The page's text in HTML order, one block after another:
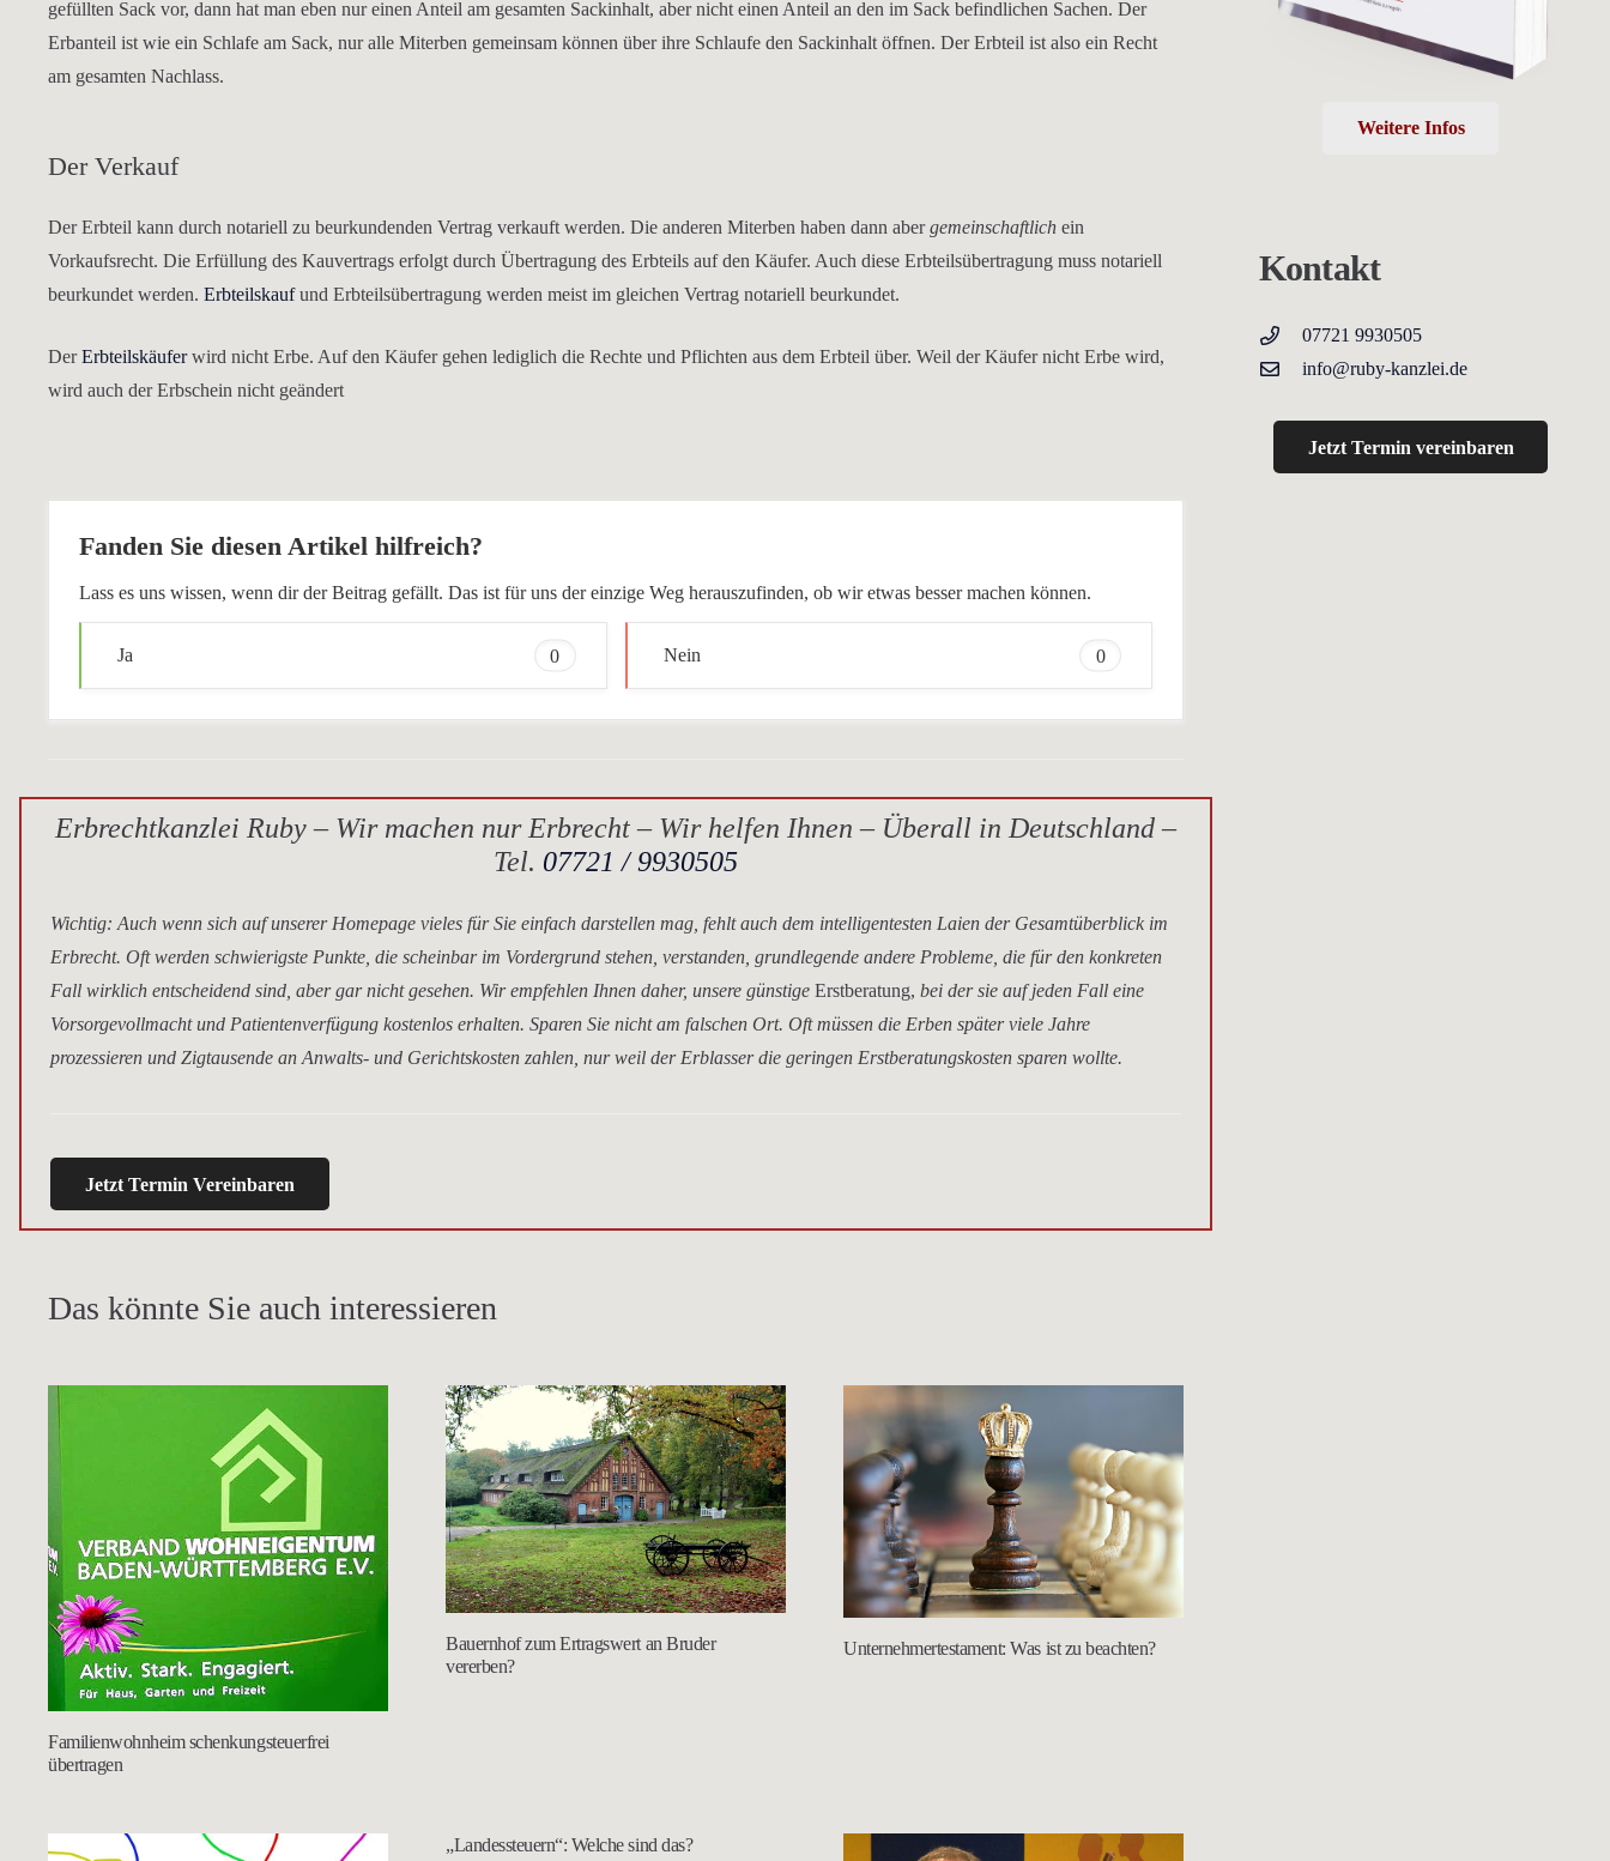
gefüllten Sack vor, dann hat man eben nur einen Anteil am gesamten Sackinhalt, aber nicht einen Anteil an den im Sack befindlichen Sachen. Der
Erbanteil ist wie ein Schlafe am Sack, nur alle Miterben gemeinsam können über ihre Schlaufe den Sackinhalt öffnen. Der Erbteil ist also ein Recht
am gesamten Nachlass.
Der Verkauf
Der Erbteil kann durch notariell zu beurkundenden Vertrag verkauft werden. Die anderen Miterben haben dann abergemeinschaftlich ein
Vorkaufsrecht. Die Erfüllung des Kauvertrags erfolgt durch Übertragung des Erbteils auf den Käufer. Auch diese Erbteilsübertragung muss notariell
beurkundet werden. Erbteilskaufund Erbteilsübertragung werden meist im gleichen Vertrag notariell beurkundet.
DerErbteilskäuferwird nicht Erbe. Auf den Käufer gehen lediglich die Rechte und Pflichten aus dem Erbteil über. Weil der Käufer nicht Erbe wird,
wird auch der Erbschein nicht geändert
Fanden Sie diesen Artikel hilfreich?
Lass es uns wissen, wenn dir der Beitrag gefällt. Das ist für uns der einzige Weg herauszufinden, ob wir etwas besser machen können.
Ja 0 Nein 0
Erbrechtkanzlei Ruby – Wir machen nur Erbrecht – Wir helfen Ihnen – Überall in Deutschland –
Tel. 07721 / 9930505
Wichtig: Auch wenn sich auf unserer Homepage vieles für Sie einfach darstellen mag, fehlt auch dem intelligentesten Laien der Gesamtüberblick im
Erbrecht. Oft werden schwierigste Punkte, die scheinbar im Vordergrund stehen, verstanden, grundlegende andere Probleme, die für den konkreten
Fall wirklich entscheidend sind, aber gar nicht gesehen. Wir empfehlen Ihnen daher, unsere günstige Erstberatung, bei der sie auf jeden Fall eine
Vorsorgevollmacht und Patientenverfügung kostenlos erhalten. Sparen Sie nicht am falschen Ort. Oft müssen die Erben später viele Jahre
prozessieren und Zigtausende an Anwalts- und Gerichtskosten zahlen, nur weil der Erblasser die geringen Erstberatungskosten sparen wollte.
Jetzt Termin Vereinbaren
Das könnte Sie auch interessieren
Familienwohnheim schenkungsteuerfrei
übertragen
Bauernhof zum Ertragswert an Bruder
vererben?
Unternehmertestament: Was ist zu beachten?
„Landessteuern“: Welche sind das?
Weitere Infos
Kontakt
07721 9930505
info@ruby-kanzlei.de
Jetzt Termin vereinbaren